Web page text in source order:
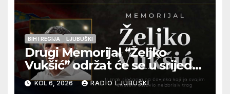
BIH I REGIJA LJUBUŠKI
Drugi Memorijal “Željko
Vukšić” održat će se u srijedu
12. kolovoza u Otoku
KOL 6, 2026 RADIO LJUBUŠKI